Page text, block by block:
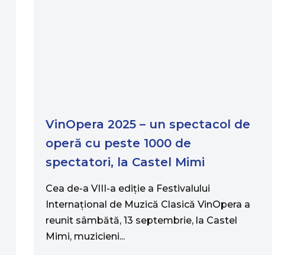
VinOpera 2025 – un spectacol de
operă cu peste 1000 de
spectatori, la Castel Mimi
Cea de-a VIII-a ediţie a Festivalului
Internaţional de Muzică Clasică VinOpera a
reunit sâmbătă, 13 septembrie, la Castel
Mimi, muzicieni...